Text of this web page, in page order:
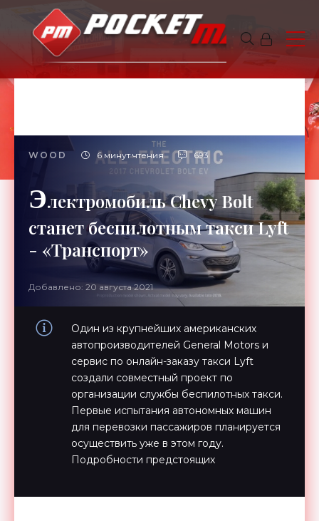
WOOD 6 минут чтения 693
Электромобиль Chevy Bolt
станет беспилотным такси Lyft
- «Транспорт»
Добавлено: 20 августа 2021
Один из крупнейших американских
автопроизводителей General Motors и
сервис по онлайн-заказу такси Lyft
создали совместный проект по
организации службы беспилотных такси.
Первые испытания автономных машин
для перевозки пассажиров планируется
осуществить уже в этом году.
Подробности предстоящих